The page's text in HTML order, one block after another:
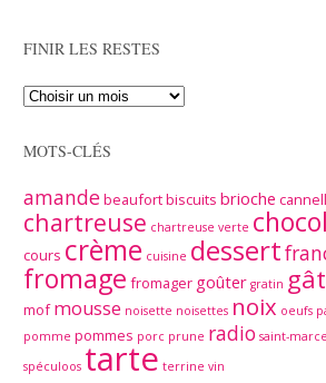
FINIR LES RESTES
MOTS-CLÉS
amandebeaufortbiscuits brioche
chartreuse chartreuse verte
cours crème cuisine dessert
fromage fromager goûter gratin
mof mousse noisette noisettes noix oeufs
pomme pommes porc prune radio saint-
spéculoos tarte terrine vin